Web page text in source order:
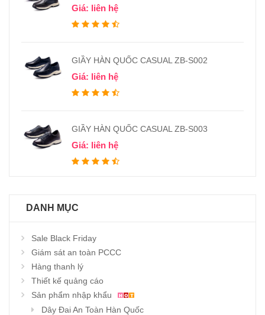
Giá: liên hệ
GIẦY HÀN QUỐC CASUAL ZB-S002
Giá: liên hệ
GIẦY HÀN QUỐC CASUAL ZB-S003
Giá: liên hệ
DANH MỤC
Sale Black Friday
Giám sát an toàn PCCC
Hàng thanh lý
Thiết kế quảng cáo
Sản phẩm nhập khẩu
Dây Đai An Toàn Hàn Quốc